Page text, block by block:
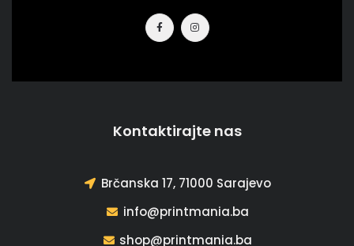
Kontaktirajte nas
Brčanska 17, 71000 Sarajevo
info@printmania.ba
shop@printmania.ba